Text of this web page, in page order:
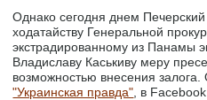
Однако сегодня днем
ходатайству Генеральной
экстрадированному из Панамы
Владиславу Каськиву меру
возможностью внесения
"Украинская правда" , в